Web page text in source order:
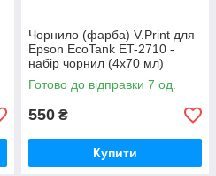
Чорнило (фарба) V.Print для
Epson EcoTank ET-2710 -
набір чорнил (4х70 мл)
B/C/M/Y
Готово до відправки 7 од.
550 ₴
Купити